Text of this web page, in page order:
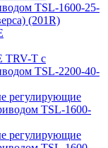
TSL-1600-25-
(201R)
T с
TSL-2200-40-
регулирующие
TSL-1600-
регулирующие